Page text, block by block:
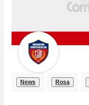
News Rosa